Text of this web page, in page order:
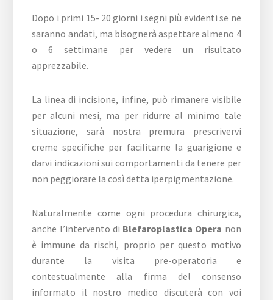
Dopo i primi 15- 20 giorni i segni più evidenti se ne
saranno andati, ma bisognerà aspettare almeno 4
o 6 settimane per vedere un risultato
apprezzabile.
La linea di incisione, infine, può rimanere visibile
per alcuni mesi, ma per ridurre al minimo tale
situazione, sarà nostra premura prescrivervi
creme specifiche per facilitarne la guarigione e
darvi indicazioni sui comportamenti da tenere per
non peggiorare la così detta iperpigmentazione.
Naturalmente come ogni procedura chirurgica,
anche l’intervento di Blefaroplastica Opera non
è immune da rischi, proprio per questo motivo
durante la visita pre-operatoria e
contestualmente alla firma del consenso
informato il nostro medico discuterà con voi